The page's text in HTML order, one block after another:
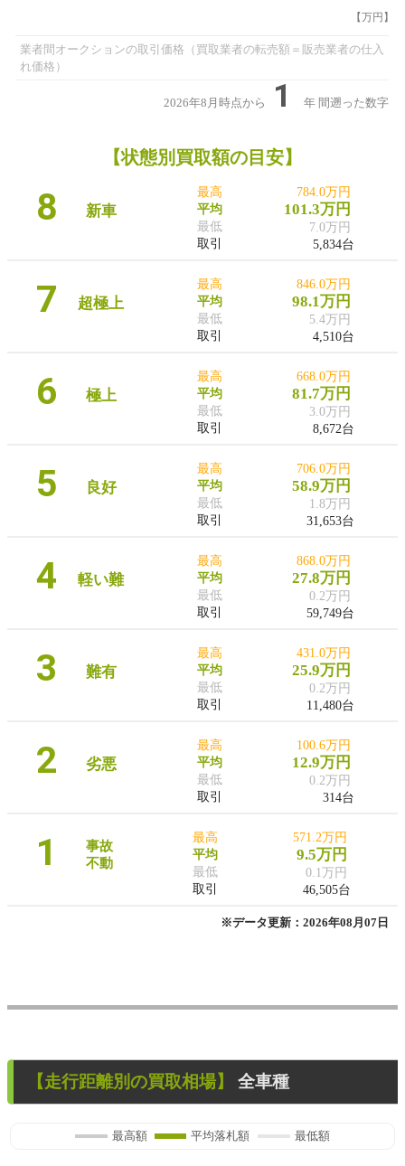
【万円】
業者間オークションの取引価格（買取業者の転売額＝販売業者の仕入
れ価格）
2026年8月時点から 1 年 間遡った数字
【状態別買取額の目安】
8 新車
最高
平均
最低
取引
784.0万円
101.3万円
7.0万円
5,834台
7 超極上
最高
平均
最低
取引
846.0万円
98.1万円
5.4万円
4,510台
6 極上
最高
平均
最低
取引
668.0万円
81.7万円
3.0万円
8,672台
5 良好
最高
平均
最低
取引
706.0万円
58.9万円
1.8万円
31,653台
4 軽い難
最高
平均
最低
取引
868.0万円
27.8万円
0.2万円
59,749台
3 難有
最高
平均
最低
取引
431.0万円
25.9万円
0.2万円
11,480台
2 劣悪
最高
平均
最低
取引
100.6万円
12.9万円
0.2万円
314台
1
事故
不動
最高
平均
最低
取引
571.2万円
9.5万円
0.1万円
46,505台
※データ更新：2026年08月07日
【走行距離別の買取相場】 全車種
最高額 平均落札額 最低額